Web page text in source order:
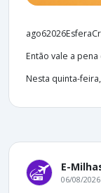
Então vale a
Nesta quinta-
E-
06/08/2026